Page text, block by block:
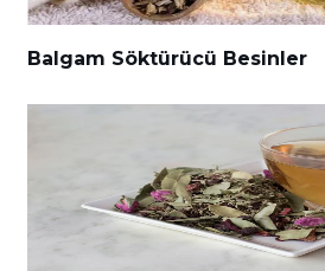
Balgam Söktürücü Besinler